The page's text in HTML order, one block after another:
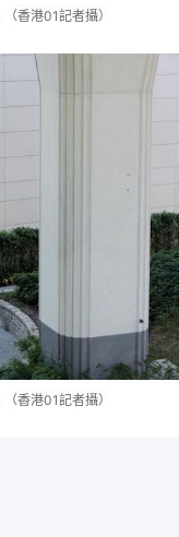
香港01記者攝）
香港01記者攝）